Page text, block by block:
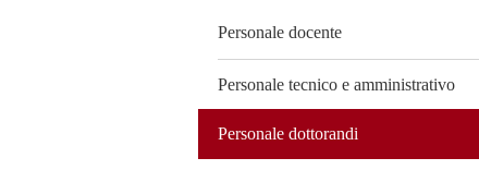
Personale docente
Personale tecnico e amministrativo
Personale dottorandi